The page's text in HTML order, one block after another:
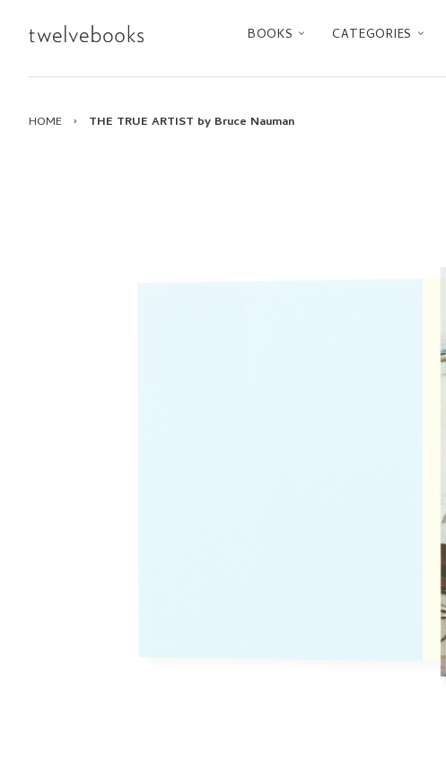
BOOKS CATEGORIES
HOME › THE TRUE ARTIST by Bruce Nauman